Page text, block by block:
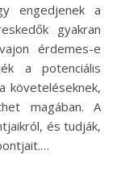
engedjenek a
gyakran
érdemes-e
a potenciális
követeléseknek,
magában. A
és tudják,